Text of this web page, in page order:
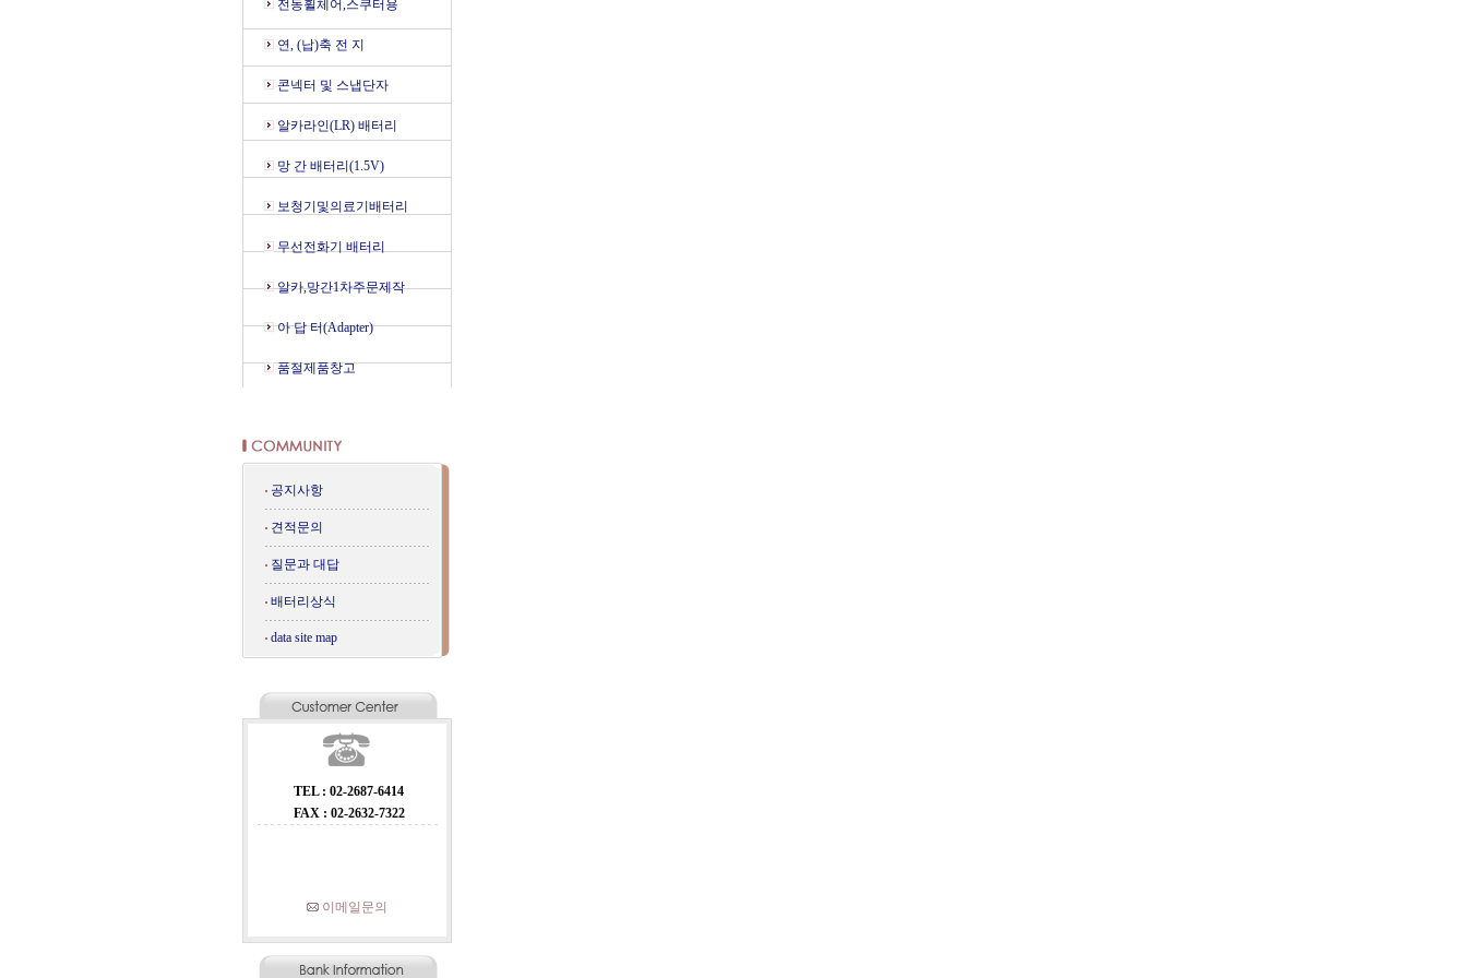
전동휠체어,스쿠터용
연, (납)축 전 지
콘넥터 및 스냅단자
알카라인(LR) 배터리
망 간 배터리(1.5V)
보청기및의료기배터리
무선전화기 배터리
알카,망간1차주문제작
아 답 터(Adapter)
품절제품창고
공지사항
견적문의
질문과 대답
배터리상식
data site map
TEL : 02-2687-6414
FAX : 02-2632-7322
이메일문의